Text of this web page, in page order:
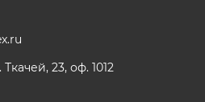
23, оф. 1012